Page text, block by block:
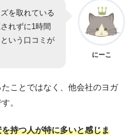
を取れている
れずに1時間
いう口コミが
にーこ
ことではなく、他会社のヨガ
。
持つ人が特に多いと感じま